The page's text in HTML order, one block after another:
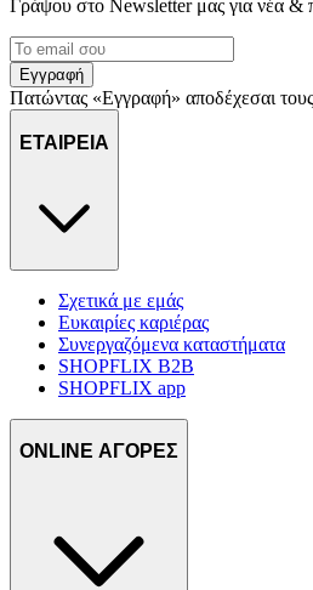
μας και την ανάπτυξη προϊόντων.
πληροφορίες σχετικά με την από
τοποθεσίας μας στους συνεργάτες
δικτύωσης, διαφημίσεων και
Γράψου στο Νewsletter μας για νέα &
Εγγραφή
Πατώντας «Εγγραφή» αποδέχεσαι τους
ΕΤΑΙΡΕΙΑ
Σχετικά με εμάς
Ευκαιρίες καριέρας
Συνεργαζόμενα καταστήματα
SHOPFLIX B2B
SHOPFLIX app
ONLINE ΑΓΟΡΕΣ